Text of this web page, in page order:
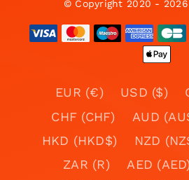
© Copyright 2020 - 2026
EUR (€) USD ($)
CHF (CHF)
AUD
HKD (HKD$)
NZD
ZAR (R)
AED